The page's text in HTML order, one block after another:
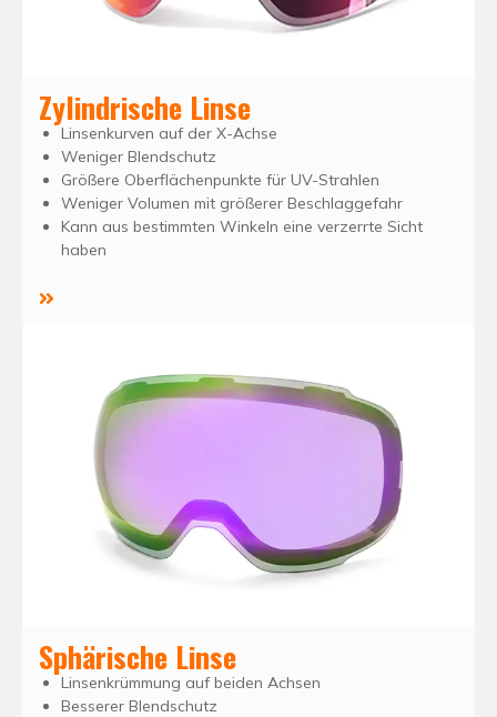
Zylindrische Linse
Linsenkurven auf der X-Achse
Weniger Blendschutz
Größere Oberflächenpunkte für UV-Strahlen
Weniger Volumen mit größerer Beschlaggefahr
Kann aus bestimmten Winkeln eine verzerrte Sicht
haben
Sphärische Linse
Linsenkrümmung auf beiden Achsen
Besserer Blendschutz